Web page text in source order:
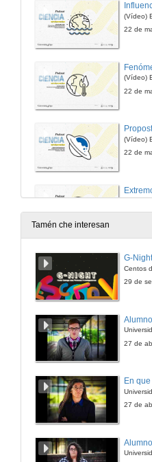
(Vídeo)
22 de
(Vídeo)
22 de
(Vídeo)
22 de
22 de
Tamén che interesan
29 de
27 de
27 de